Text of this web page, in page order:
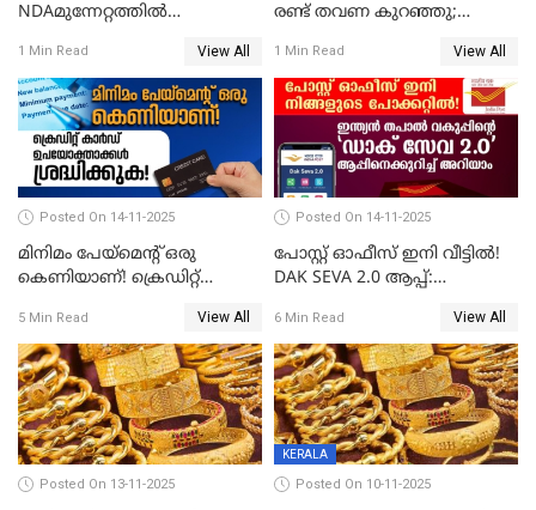
NDAമുന്നേറ്റത്തിൽ
1 Min Read View All
രണ്ട് തവണ കുറഞ്ഞു;
1 Min Read View All
Posted On 14-11-2025
മിനിമം പേയ്മെന്റ് ഒരു
കെണിയാണ്! ക്രെഡിറ്റ്
ശ്രദ്ധിക്കുക!
5 Min Read View All
Posted On 14-11-2025
പോസ്റ്റ് ഓഫീസ് ഇനി വീട്ടിൽ!
DAK SEVA 2.0 ആപ്പ്:
എന്തൊക്കെയാണെന്ന്
നോക്കാം
6 Min Read View All
Posted On 13-11-2025
KERALA
Posted On 10-11-2025